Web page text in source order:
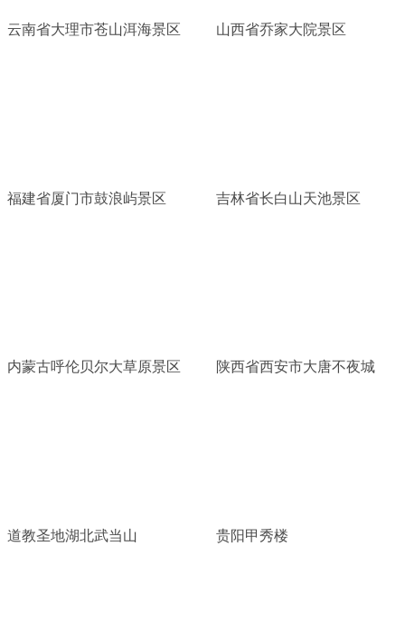
云南省大理市苍山洱海景区 山西省乔家大院景区
福建省厦门市鼓浪屿景区 吉林省长白山天池景区
内蒙古呼伦贝尔大草原景区 陕西省西安市大唐不夜城
道教圣地湖北武当山 贵阳甲秀楼